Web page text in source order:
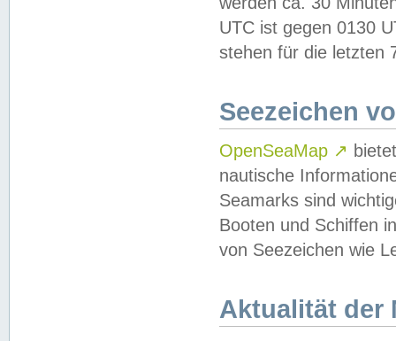
UTC ist gegen 0130
stehen für die letzten
Seezeichen
OpenSeaMap ↗
nautische
Seamarks sind
Booten und Schiffen
von Seezeichen wie
Aktualität der